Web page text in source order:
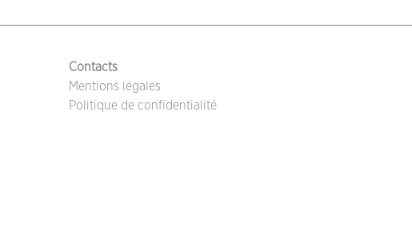
PIED DE PAGE
Contacts
Mentions légales
Politique de confidentialité